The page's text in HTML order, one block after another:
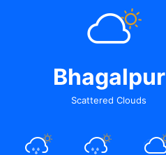
Bhagalpur
Scattered Clouds